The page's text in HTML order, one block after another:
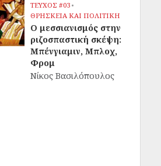
ΤΕΥΧΟΣ #03 •
ΘΡΗΣΚΕΙΑ ΚΑΙ ΠΟΛΙΤΙΚΗ
Ο μεσσιανισμός στην
ριζοσπαστική σκέψη:
Μπένγιαμιν, Μπλοχ,
Φρομ
Νίκος Βασιλόπουλος